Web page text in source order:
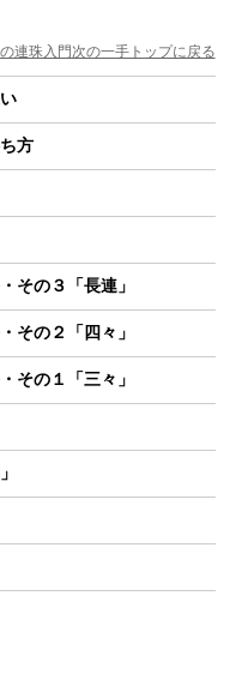
連珠入門次の一手トップに戻る
方
その３「長連」
その２「四々」
その１「三々」